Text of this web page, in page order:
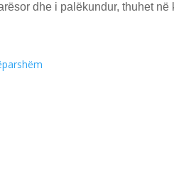
dhe i palëkundur, thuhet